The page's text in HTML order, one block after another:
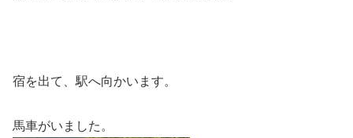
宿を出て、駅へ向かいます。
馬車がいました。